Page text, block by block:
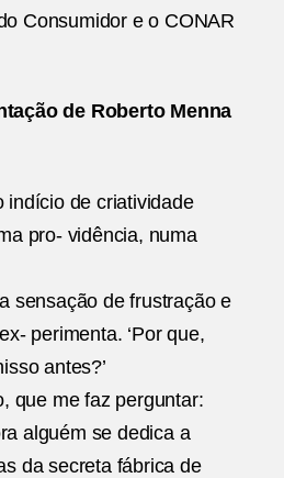
Consumidor e o CONAR
de Roberto Menna
indício de criatividade
pro- vidência, numa
sensação de frustração e
perimenta. ‘Por que,
antes?’
que me faz perguntar:
alguém se dedica a
da secreta fábrica de